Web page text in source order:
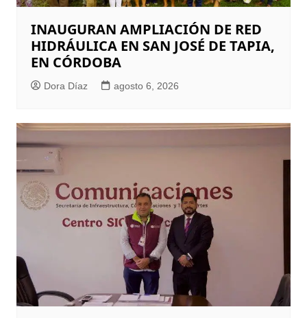
INAUGURAN AMPLIACIÓN DE RED
HIDRÁULICA EN SAN JOSÉ DE TAPIA,
EN CÓRDOBA
Dora Díaz agosto 6, 2026